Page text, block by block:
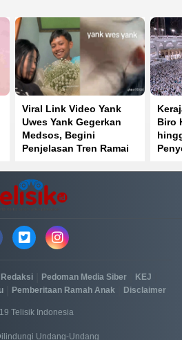
Viral Link Video Yank
Uwes Yank Gegerkan
Medsos, Begini
Penjelasan Tren Ramai
Biro
Redaksi Pedoman Media Siber KEJ
Pemberitaan Ramah Anak Disclaimer
Telisik Indonesia
Undang-Undang